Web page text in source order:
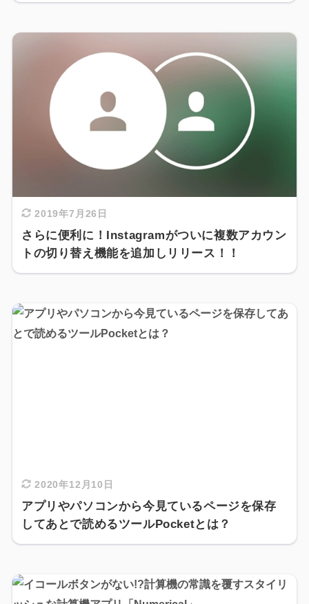
2019年7月26日
さらに便利に！Instagramがついに複数アカウン
トの切り替え機能を追加しリリース！！
2020年12月10日
アプリやパソコンから今見ているページを保存
してあとで読めるツールPocketとは？